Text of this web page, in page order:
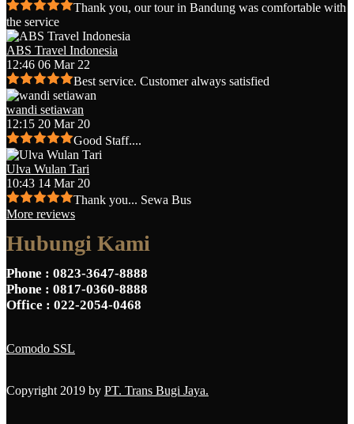
Thank you, our tour in Bandung was comfortable with
the service
ABS Travel Indonesia
12:46 06 Mar 22
Best service. Customer always satisfied
wandi setiawan
12:15 20 Mar 20
Good Staff....
Ulva Wulan Tari
10:43 14 Mar 20
Thank you... Sewa Bus
More reviews
Hubungi Kami
Phone : 0823-3647-8888
Phone : 0817-0360-8888
Office : 022-2054-0468
Comodo SSL
Copyright 2019 by PT. Trans Bugi Jaya.